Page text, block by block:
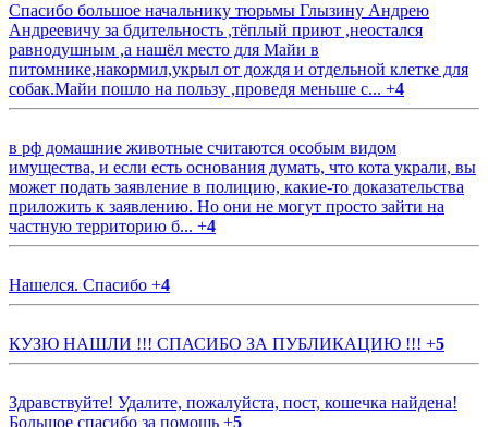
Спасибо большое начальнику тюрьмы Глызину Андрею
Андреевичу за бдительность ,тёплый приют ,неостался
равнодушным ,а нашёл место для Майи в
питомнике,накормил,укрыл от дождя и отдельной клетке для
собак.Майи пошло на пользу ,проведя меньше с... +4
в рф домашние животные считаются особым видом
имущества, и если есть основания думать, что кота украли, вы
может подать заявление в полицию, какие-то доказательства
приложить к заявлению. Но они не могут просто зайти на
частную территорию б... +4
Нашелся. Спасибо +4
КУЗЮ НАШЛИ !!! СПАСИБО ЗА ПУБЛИКАЦИЮ !!! +5
Здравствуйте! Удалите, пожалуйста, пост, кошечка найдена!
Большое спасибо за помощь +5